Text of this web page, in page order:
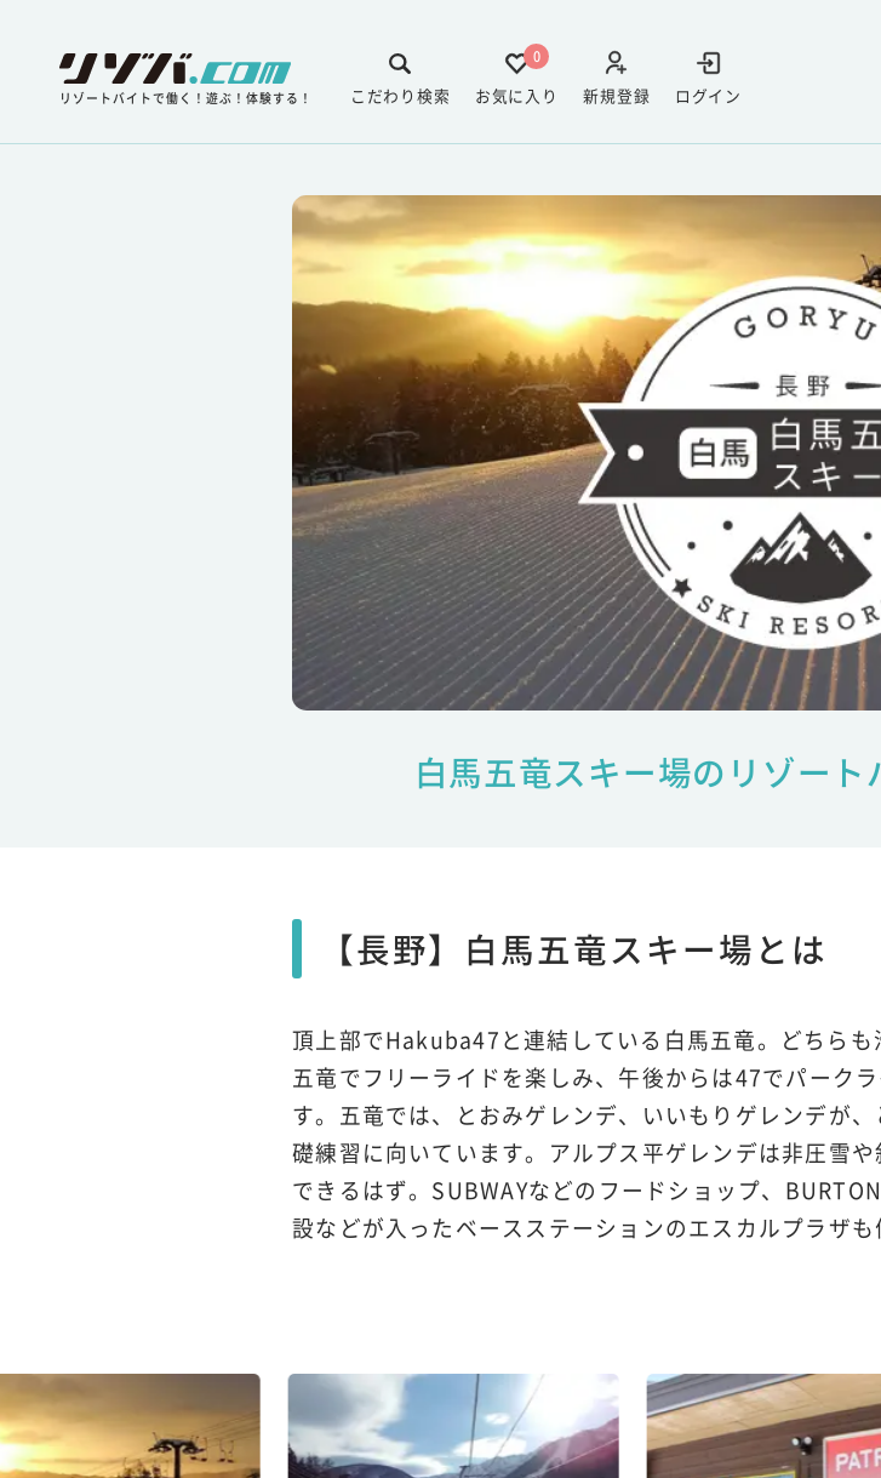
リゾートバイトで働く！遊ぶ！体験する！ ログイン
新規登録
0
お気に入り
こだわり検索
白馬五竜スキー場のリゾー
【長野】白馬五竜スキー場とは
頂上部でHakuba47と連結している白馬五竜。どちら
五竜でフリーライドを楽しみ、午後からは47でパーク
す。五竜では、とおみゲレンデ、いいもりゲレンデが
礎練習に向いています。アルプス平ゲレンデは非圧雪
できるはず。SUBWAYなどのフードショップ、
設などが入ったベースステーションのエスカルプラザも